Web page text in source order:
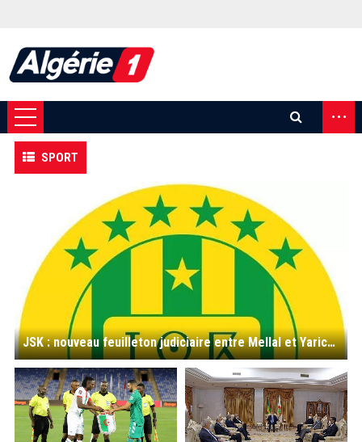
...
SPORT
JSK : nouveau feuilleton judiciaire entre Mellal et Yarichène